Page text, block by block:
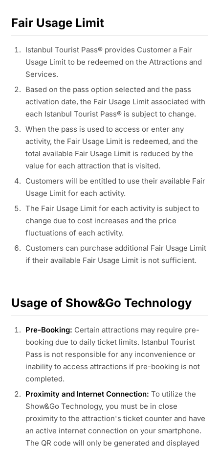
Fair Usage Limit
Istanbul Tourist Pass® provides Customer a Fair
Usage Limit to be redeemed on the Attractions and
Services.
Based on the pass option selected and the pass
activation date, the Fair Usage Limit associated with
each Istanbul Tourist Pass® is subject to change.
When the pass is used to access or enter any
activity, the Fair Usage Limit is redeemed, and the
total available Fair Usage Limit is reduced by the
value for each attraction that is visited.
Customers will be entitled to use their available Fair
Usage Limit for each activity.
The Fair Usage Limit for each activity is subject to
change due to cost increases and the price
fluctuations of each activity.
Customers can purchase additional Fair Usage Limit
if their available Fair Usage Limit is not sufficient.
Usage of Show&Go Technology
Pre-Booking: Certain attractions may require pre-
booking due to daily ticket limits. Istanbul Tourist
Pass is not responsible for any inconvenience or
inability to access attractions if pre-booking is not
completed.
Proximity and Internet Connection: To utilize the
Show&Go Technology, you must be in close
proximity to the attraction's ticket counter and have
an active internet connection on your smartphone.
The QR code will only be generated and displayed